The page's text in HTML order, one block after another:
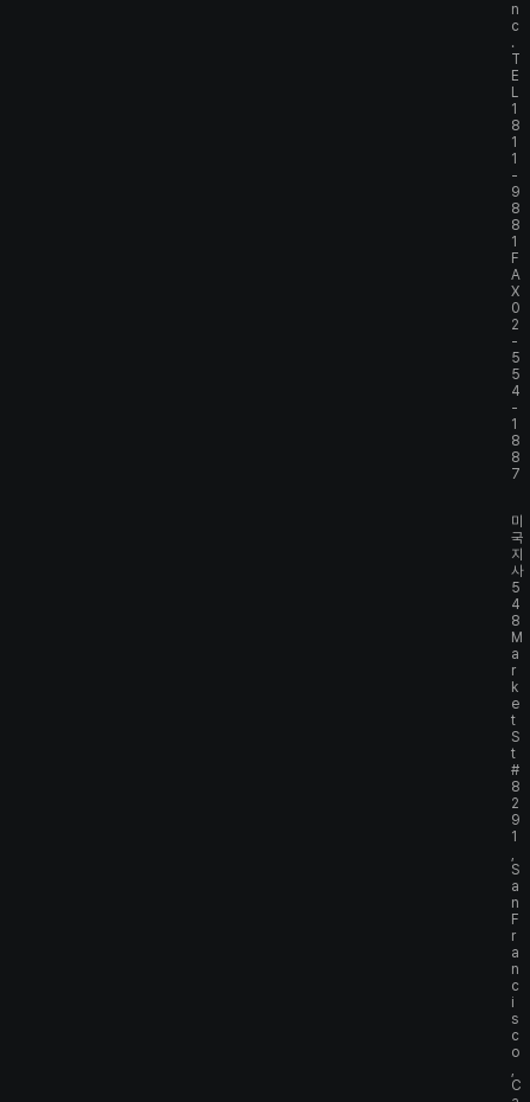
n
c
.
T
E
L
1
8
1
1
-
9
8
8
1
F
A
X
0
2
-
5
5
4
-
1
8
8
7
미
국
지
사
5
4
8
M
a
r
k
e
t
S
t
#
8
2
9
1
S
a
n
F
r
a
n
c
i
s
c
o
C